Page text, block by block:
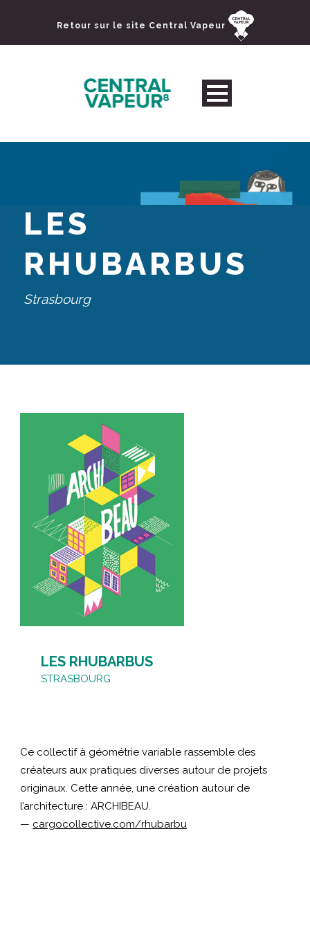
Retour sur le site Central Vapeur
LES
RHUBARBUS
Strasbourg
LES RHUBARBUS
STRASBOURG
Ce collectif à géométrie variable rassemble des
créateurs aux pratiques diverses autour de projets
originaux. Cette année, une création autour de
l’architecture : ARCHIBEAU.
— cargocollective.com/rhubarbu